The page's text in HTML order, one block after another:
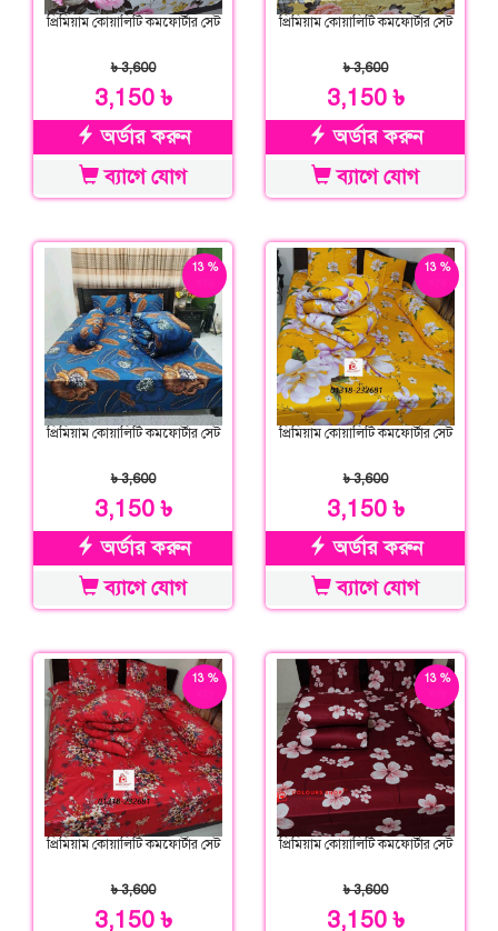
প্রিমিয়াম কোয়ালিটি কমফোর্টার সেট
৳ 3,600
3,150 ৳
অর্ডার করুন
ব্যাগে যোগ
প্রিমিয়াম কোয়ালিটি কমফোর্টার সেট
৳ 3,600
3,150 ৳
অর্ডার করুন
ব্যাগে যোগ
13 %
প্রিমিয়াম কোয়ালিটি কমফোর্টার সেট
৳ 3,600
3,150 ৳
অর্ডার করুন
ব্যাগে যোগ
13 %
প্রিমিয়াম কোয়ালিটি কমফোর্টার সেট
৳ 3,600
3,150 ৳
অর্ডার করুন
ব্যাগে যোগ
13 %
প্রিমিয়াম কোয়ালিটি কমফোর্টার সেট
৳ 3,600
3,150 ৳
13 %
প্রিমিয়াম কোয়ালিটি কমফোর্টার সেট
৳ 3,600
3,150 ৳